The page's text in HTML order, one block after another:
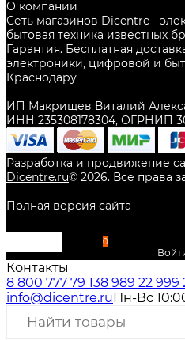
О компании
Сеть магазинов Dicentre -
бытовая техника известных
Гарантия. Бесплатная
электроники, цифровой и
Краснодару
ИП Макрищев Виталий
ИНН 235308178304, ОГРНИП
Разработка и продвижение
Dicentre.ru© 2026. Все права
Полная версия сайта
0
Контакты
8 800 777 79 138 989 22 999
info@dicentre.ruПн-Вс